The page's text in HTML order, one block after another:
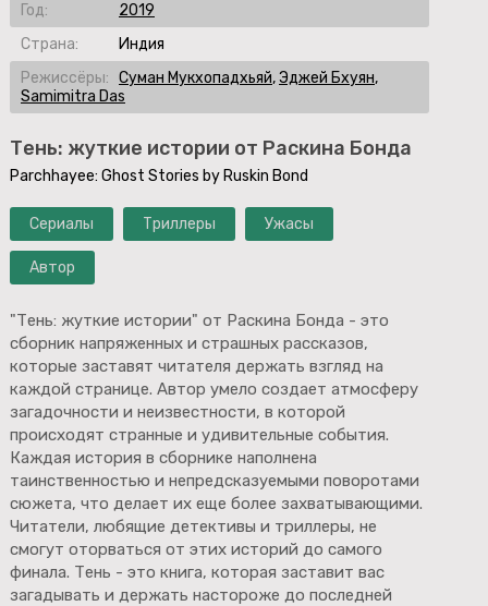
Тень: жуткие истории от Раскина Бонда
Parchhayee: Ghost Stories by Ruskin Bond
Сериалы Триллеры Ужасы
Автор
"Тень: жуткие истории" от Раскина Бонда - это
сборник напряженных и страшных рассказов,
которые заставят читателя держать взгляд на
каждой странице. Автор умело создает атмосферу
загадочности и неизвестности, в которой
происходят странные и удивительные события.
Каждая история в сборнике наполнена
таинственностью и непредсказуемыми поворотами
сюжета, что делает их еще более захватывающими.
Читатели, любящие детективы и триллеры, не
смогут оторваться от этих историй до самого
финала. Тень - это книга, которая заставит вас
загадывать и держать настороже до последней
Год:
2019
Страна:
Индия
Режиссёры: Суман Мукхопадхьяй,Эджей Бхуян,
Samimitra Das